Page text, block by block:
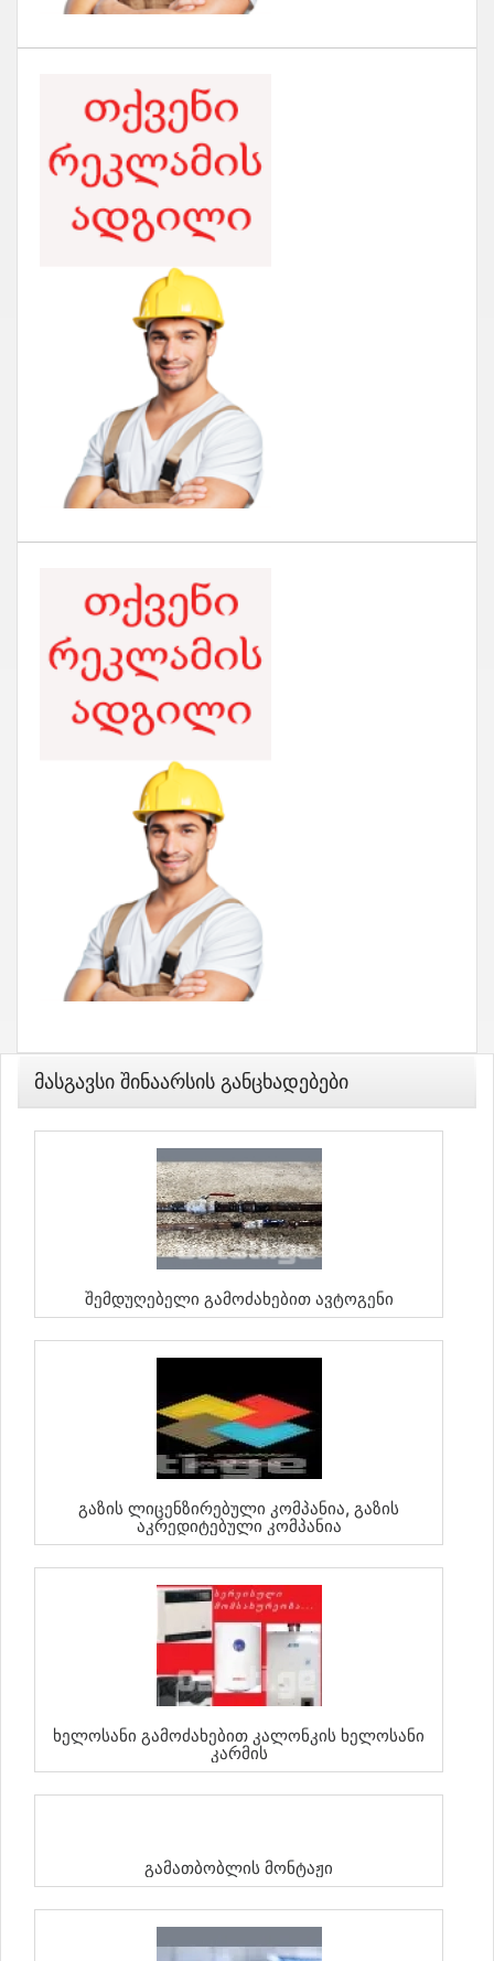
Მასგავსი Შინაარსის Განცხადებები
Შემდუღებელი Გამოძახებით Ავტოგენი
Გაზის Ლიცენზირებული Კომპანია, Გაზის
Აკრედიტებული Კომპანია
Ხელოსანი Გამოძახებით Კალონკის Ხელოსანი
Კარმის
Გამათბობლის Მონტაჟი